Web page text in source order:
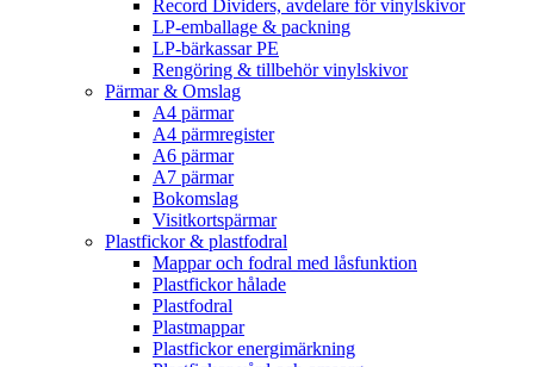
Record Dividers, avdelare för vinylskivor
LP-emballage & packning
LP-bärkassar PE
Rengöring & tillbehör vinylskivor
Pärmar & Omslag
A4 pärmar
A4 pärmregister
A6 pärmar
A7 pärmar
Bokomslag
Visitkortspärmar
Plastfickor & plastfodral
Mappar och fodral med låsfunktion
Plastfickor hålade
Plastfodral
Plastmappar
Plastfickor energimärkning